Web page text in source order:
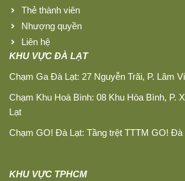
Thẻ thành viên
Nhượng quyền
Liên hệ
KHU VỰC ĐÀ LẠT
Chạm Ga Đà Lạt: 27 Nguyễn Trãi, P. Lâm
Chạm Khu Hoà Bình: 08 Khu Hòa Bình, P.
Lạt
Chạm GO! Đà Lạt: Tầng trệt TTTM GO! Đà
KHU VỰC TPHCM